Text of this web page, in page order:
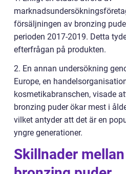
försäljningen av bronzing
perioden 2017-2019. Detta
efterfrågan på produkten.
2. En annan undersökning
Europe, en
kosmetikabranschen, visade
bronzing puder ökar mest i
vilket antyder att det är en
yngre generationer.
Skillnader